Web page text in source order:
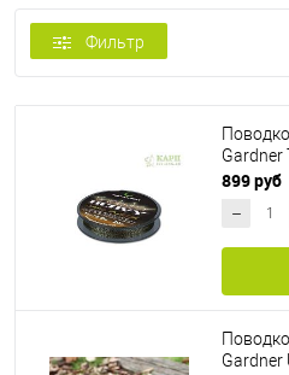
Фильтр
Gardner
899 руб
Gardner